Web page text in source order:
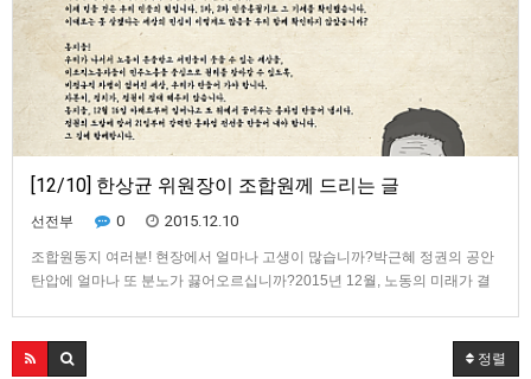
[12/10] 한상균 위원장이 조합원께 드리는 글
선전부 0 2015.12.10
조합원동지 여러분! 현장에서 얼마나 고생이 많습니까?박근혜 정권의 공안
탄압에 얼마나 또 분노가 끓어오르십니까?2015년 12월, 노동의 미래가 결
을 하고 있습니다.동지들의 결단으로 2015년 12월에는 노동개악…
정렬